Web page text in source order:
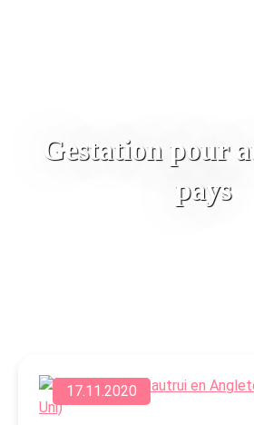
Gestation pour
pays
17.11.2020